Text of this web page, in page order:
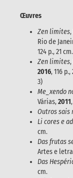
Œuvres
Zen limites
Rio de
124 p., 21 cm.
Zen limites,
2016, 116
3)
Me_xendo
Várias,2011
Outros sais
Li cores e
cm.
Das frutas
Artes e
Das
cm.